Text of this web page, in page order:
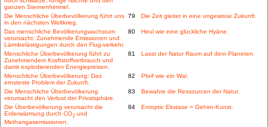
ganzen Sternenhimmel.
Die Menschliche Überbevölkerung führt uns
in den nächsten Weltkrieg.
79 Die Zeit gleitet in eine ungewisse Zukunft.
Das menschliche Bevölkerungwachstum
verursacht: Zunehmende Emissionen und
Lärmbelästigungen durch den Flug-verkehr.
80 Heul wie eine glückliche Hyäne.
Menschliche Überbevölkerung führt zu
Zunehmendem Kraftstoffverbrauch und
damit explodierenden Energiepreisen.
81 Lasst der Natur Raum auf dem Planeten.
Menschliche Überbevölkerung: Das
ernsteste Problem der Zukunft.
82 Pfeif wie ein Wal.
Die Menschliche Überbevölkerung
verursacht den Verlust der Privatsphäre.
83 Bewahre die Ressourcen der Natur.
Die Überbevölkerung verursacht die
Erderwärmung durch CO2 und
Methangasemissionen.
84 Entoptic Ekstase = Gehirn-Kunst.